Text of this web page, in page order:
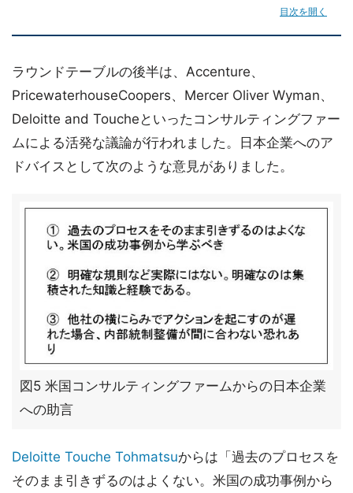
目次を開く
ラウンドテーブルの後半は、Accenture、
PricewaterhouseCoopers、Mercer Oliver Wyman、
Deloitte and Toucheといったコンサルティングファー
ムによる活発な議論が行われました。日本企業へのア
ドバイスとして次のような意見がありました。
図5 米国コンサルティングファームからの日本企業
への助言
Deloitte Touche Tohmatsuからは「過去のプロセスを
そのまま引きずるのはよくない。米国の成功事例から